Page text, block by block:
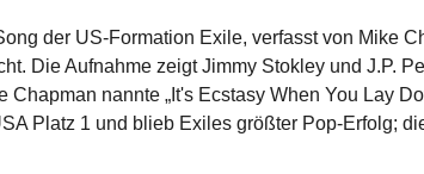
der US-Formation Exile, verfasst von Mike
Die Aufnahme zeigt Jimmy Stokley und J.P.
nannte „It's Ecstasy When You Lay
Platz 1 und blieb Exiles größter Pop-Erfolg;